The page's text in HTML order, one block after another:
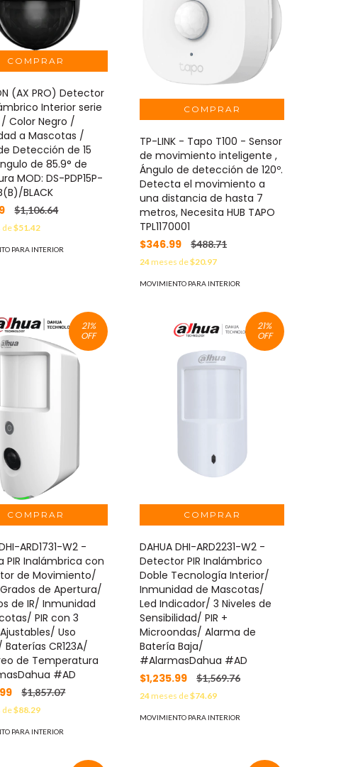
(AX PRO) Detector
Interior serie
/ Color Negro /
a Mascotas /
Detección de 15
de 85.9° de
MOD: DS-PDP15P-
BLACK
$1,106.64
de$51.42
PARA INTERIOR
TP-LINK - Tapo T100 - Sensor
de movimiento inteligente ,
Ángulo de detección de 120º.
Detecta el movimiento a
una distancia de hasta 7
metros, Necesita HUB TAPO
TPL1170001
$346.99
$488.71
24meses de$20.97
MOVIMIENTO PARA INTERIOR
21%
OFF
ARD1731-W2 -
PIR Inalámbrica con
de Movimiento/
de Apertura/
de IR/ Inmunidad
PIR con 3
Uso
CR123A/
de Temperatura
#AD
$1,857.07
de$88.29
PARA INTERIOR
21%
OFF
DAHUA DHI-ARD2231-W2 -
Detector PIR Inalámbrico
Doble Tecnología Interior/
Inmunidad de Mascotas/
Led Indicador/ 3 Niveles de
Sensibilidad/ PIR +
Microondas/ Alarma de
Batería Baja/
#AlarmasDahua #AD
$1,235.99
$1,569.76
24meses de$74.69
MOVIMIENTO PARA INTERIOR